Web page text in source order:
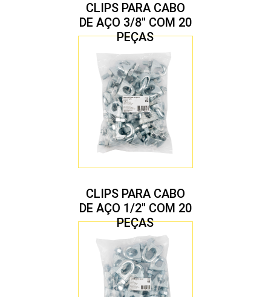
CLIPS PARA CABO
DE AÇO 3/8″ COM 20
PEÇAS
CLIPS PARA CABO
DE AÇO 1/2″ COM 20
PEÇAS